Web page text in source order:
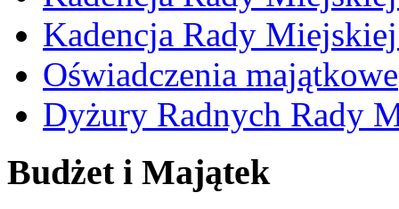
Kadencja Rady
Oświadczenia majątkowe
Dyżury Radnych Rady
Budżet i Majątek